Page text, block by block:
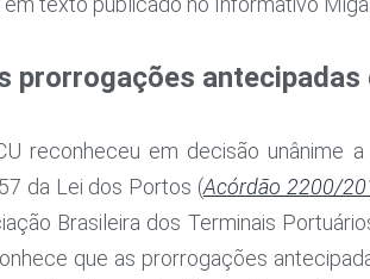
prorrogações
reconheceu em decisão unânime
da Lei dos Portos (Acórdão 2200/
Brasileira dos Terminais
que as prorrogações